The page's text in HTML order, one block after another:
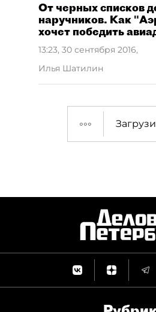
От черных списков
наручников. Как
хочет победить
13:23, 30 сентября 2016,
Илья Шатилин